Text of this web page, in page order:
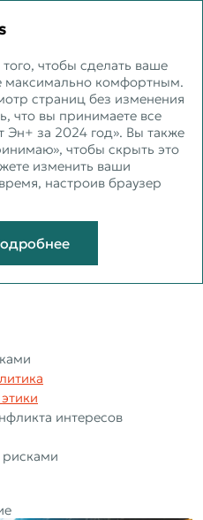
2024
рисками
координации действий
Компании
интересов
рисками
чтобы сделать ваше
максимально комфортным.
страниц без изменения
что вы принимаете все
Эн+ за 2024 год». Вы также
чтобы скрыть это
изменить ваши
настроив браузер